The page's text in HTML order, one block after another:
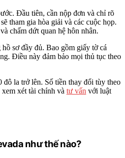
Đầu tiên, cần nộp đơn và chỉ rõ
tham gia hòa giải và các cuộc họp.
chấm dứt quan hệ hôn nhân.
hồ sơ đầy đủ. Bao gồm giấy tờ cá
Điều này đảm bảo mọi thủ tục theo
la trở lên. Số tiền thay đổi tùy theo
xét tài chính và tư vấn với luật
như thế nào?